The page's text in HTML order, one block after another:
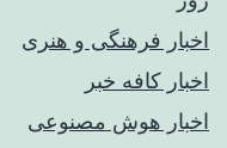
اخبار فرهنگی و هنری
اخبار کافه خبر
اخبار هوش مصنوعی